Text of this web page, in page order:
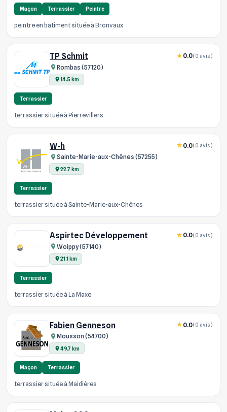
Maçon Terrassier Peintre
peintre en batiment située à Bronvaux
TP Schmit
Rombas (57120)
14.5 km
0.0(0 avis)
Terrassier
terrassier située à Pierrevillers
W-h
Sainte-Marie-aux-Chênes (57255)
22.7 km
0.0(0 avis)
Terrassier
terrassier située à Sainte-Marie-aux-Chênes
Aspirtec Développement
Woippy (57140)
21.1 km
0.0(0 avis)
Terrassier
terrassier située à La Maxe
Fabien Genneson
Mousson (54700)
49.7 km
0.0(0 avis)
Maçon Terrassier
terrassier située à Maidières